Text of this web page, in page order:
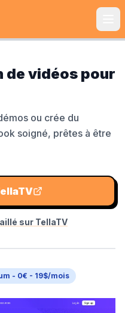
de vidéos pour
ou crée du
soigné, prêtes à être
sur TellaTV
- 0€ - 19$/mois